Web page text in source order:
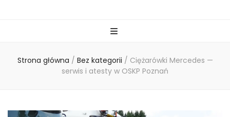
Strona główna / Bez kategorii / Ciężarówki Mercedes —
serwis i atesty w OSKP Poznań